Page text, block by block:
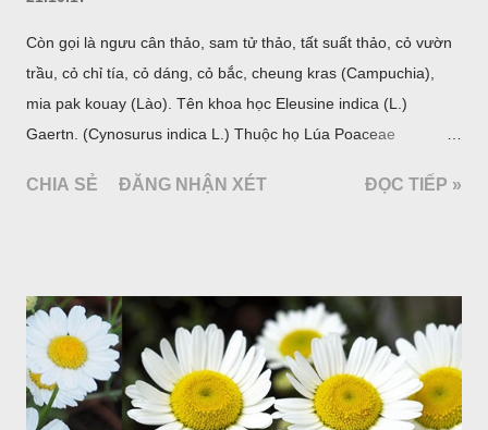
Còn gọi là ngưu cân thảo, sam tử thảo, tất suất thảo, cỏ vườn
trầu, cỏ chỉ tía, cỏ dáng, cỏ bắc, cheung kras (Campuchia),
mia pak kouay (Lào). Tên khoa học Eleusine indica (L.)
Gaertn. (Cynosurus indica L.) Thuộc họ Lúa Poaceae
CHIA SẺ ĐĂNG NHẬN XÉT ĐỌC TIẾP »